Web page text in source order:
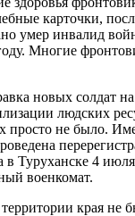
карточки,
умер инвалид
Многие
новых солдат
людских
просто не было.
в Туруханске 4
военкомат.
территории края не